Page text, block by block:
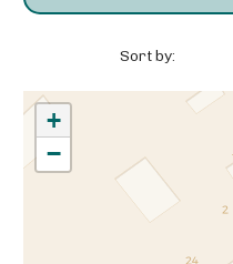
Sort by:
+
−